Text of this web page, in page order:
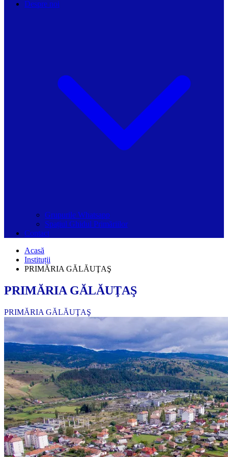
Despre noi
Grupurile Whatsapp
Spațiul Ghidul Primăriilor
Contact
Acasă
Instituții
PRIMĂRIA GĂLĂUŢAŞ
PRIMĂRIA GĂLĂUŢAŞ
PRIMĂRIA GĂLĂUŢAŞ